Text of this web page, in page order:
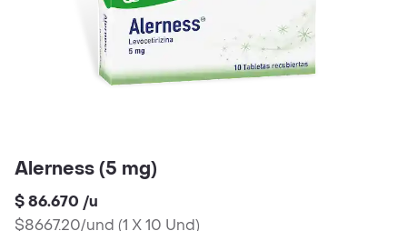
Alerness (5 mg)
$ 86.670 /u
$8667.20/und (1 X 10 Und)